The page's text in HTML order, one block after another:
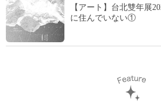
【アート】台北雙年展
に住んでいない①